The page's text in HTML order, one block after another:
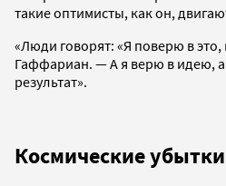
такие оптимисты, как он,
«Люди говорят: «Я поверю в
Гаффариан. — А я верю в идею,
результат».
Космические убытки